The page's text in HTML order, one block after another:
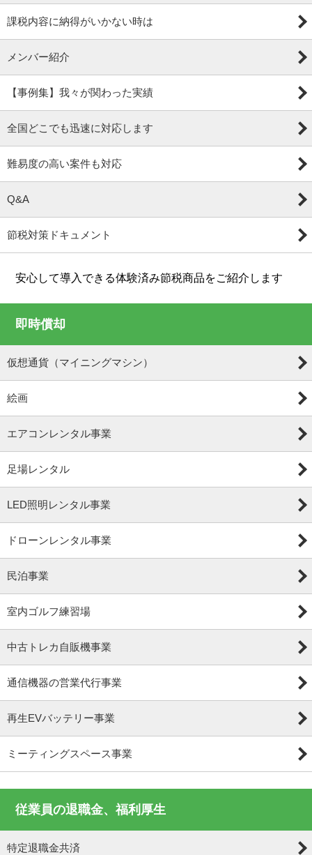
課税内容に納得がいかない時は
メンバー紹介
【事例集】我々が関わった実績
全国どこでも迅速に対応します
難易度の高い案件も対応
Q&A
節税対策ドキュメント
安心して導入できる体験済み節税商品をご紹介します
即時償却
仮想通貨（マイニングマシン）
絵画
エアコンレンタル事業
足場レンタル
LED照明レンタル事業
ドローンレンタル事業
民泊事業
室内ゴルフ練習場
中古トレカ自販機事業
通信機器の営業代行事業
再生EVバッテリー事業
ミーティングスペース事業
従業員の退職金、福利厚生
特定退職金共済